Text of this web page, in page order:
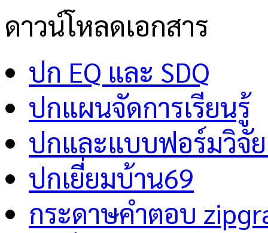
ดาวน์โหลดเอกสาร
ปก EQ และ SDQ
ปกแผนจัดการเรียนรู้
ปกและแบบฟอร์มวิจั
ปกเยี่ยมบ้าน69
กระดาษคำตอบ